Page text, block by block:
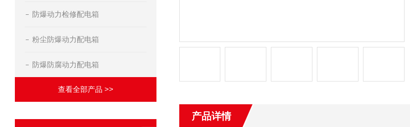
防爆动力检修配电箱
粉尘防爆动力配电箱
防爆防腐动力配电箱
查看全部产品 >>
产品详情